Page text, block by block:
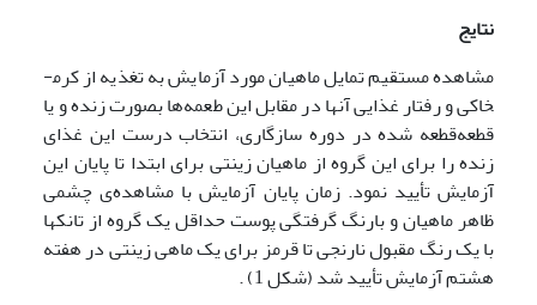
نتایج
مشاهده مستقیم تمایل ماهیان مورد آزمایش به تغذیه از کرم­
خاکی و رفتار غذایی آنها در مقابل این طعمه‌ها بصورت زنده و یا
قطعه‌قطعه شده در دوره سازگاری، انتخاب درست این غذای
زنده را برای این گروه از ماهیان زینتی برای ابتدا تا پایان این
آزمایش تأیید نمود. زمان پایان آزمایش با مشاهده‌ی چشمی
ظاهر ماهیان و بارنگ گرفتگی پوست حداقل یک گروه از تانکها
با یک رنگ مقبول نارنجی تا قرمز برای یک ماهی زینتی در هفته
هشتم آزمایش تأیید شد (شکل 1) .